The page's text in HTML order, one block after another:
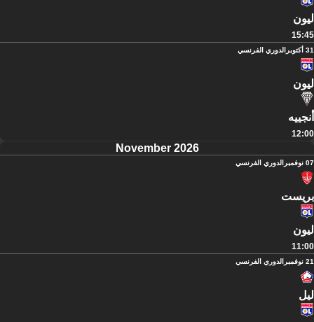
ليون
15:45
31 أكتوبر الدوري الفرنسي
ليون
أنجييه
12:00
November 2026
07 نوفمبر الدوري الفرنسي
بريست
ليون
11:00
21 نوفمبر الدوري الفرنسي
ليل